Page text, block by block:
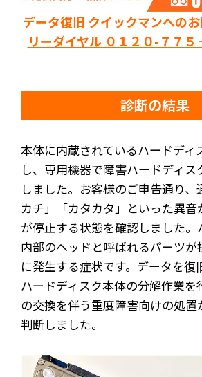
データ復旧 クイックマンへの
リーダイヤル ０１２０-７７５
診断の結果
本体に内蔵されているハードディ
し、専用機器で障害ハードディス
しました。お客様のご申告通り、
カチ」「カタカタ」といった異音
が停止する状態を確認しました。
内部のヘッドと呼ばれるパーツが
に発生する症状です。データを復
ハードディスク本体の分解作業を
の交換を伴う重度障害向けの処置
判断しました。